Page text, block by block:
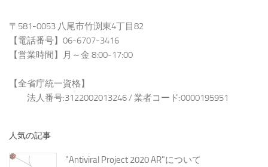
〒581-0053 八尾市竹渕東4丁目82
【電話番号】06-6707-3416
【営業時間】月～金 8:00-17:00
【全省庁統一資格】
法人番号:3122002013246 / 業者コード:0000195951
人気の記事
"Antiviral Project 2020 AR"について